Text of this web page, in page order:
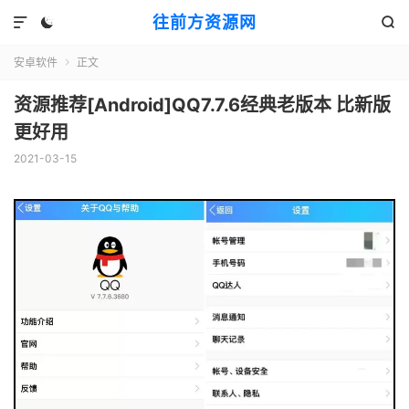
往前方资源网
 

安卓软件  正文
资源推荐[Android]QQ7.7.6经典老版本 比新版
更好用
2021-03-15